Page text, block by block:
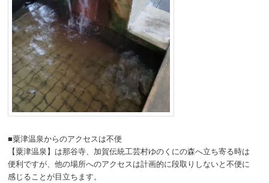
■粟津温泉からのアクセスは不便
【粟津温泉】は那谷寺、加賀伝統工芸村ゆのくにの森へ立ち寄る時は
便利ですが、他の場所へのアクセスは計画的に段取りしないと不便に
感じることが目立ちます。